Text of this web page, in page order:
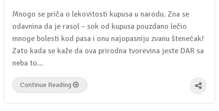
Mnogo se priča o lekovitosti kupusa u narodu. Zna se
odavnina da je rasol – sok od kupusa pouzdano lečio
mnoge bolesti kod pasa i onu najopasniju zvanu štenećak!
Zato kada se kaže da ova prirodna tvorevina jeste DAR sa
neba to…
Continue Reading